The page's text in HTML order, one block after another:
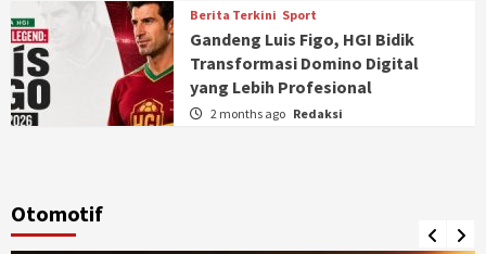
Berita Terkini Sport
Gandeng Luis Figo, HGI Bidik
Transformasi Domino Digital
yang Lebih Profesional
2 months ago Redaksi
Otomotif